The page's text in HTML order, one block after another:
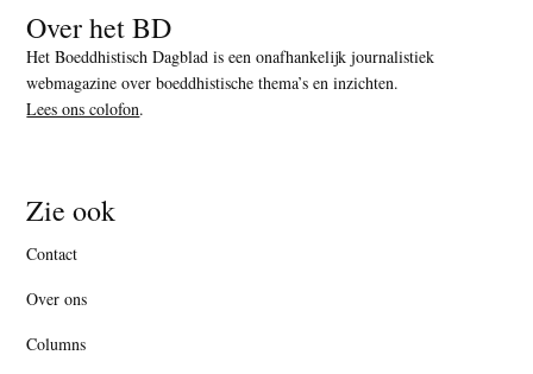
Over het BD
Het Boeddhistisch Dagblad is een onafhankelijk journalistiek
webmagazine over boeddhistische thema’s en inzichten.
Lees ons colofon.
Zie ook
Contact
Over ons
Columns